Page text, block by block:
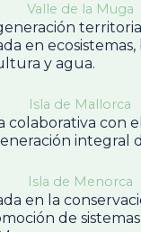
Valle de la Muga
en
y agua.
Isla de Mallorca
colaborativa con
integral
Isla de Menorca
en la
de